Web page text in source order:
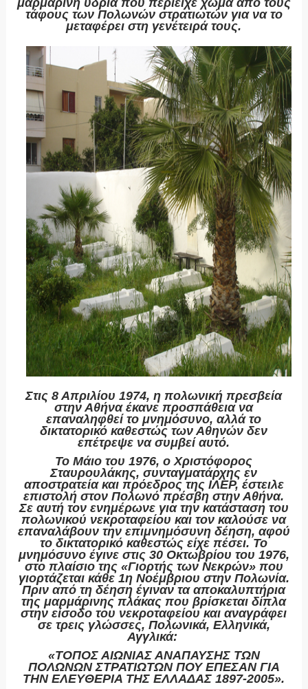
τάφους των Πολωνών στρατιωτών για να το
μεταφέρει στη γενέτειρά τους.
Στις 8 Απριλίου 1974, η πολωνική πρεσβεία
στην Αθήνα έκανε προσπάθεια να
επαναληφθεί το μνημόσυνο, αλλά το
δικτατορικό καθεστώς των Αθηνών δεν
επέτρεψε να συμβεί αυτό.
Το Μάιο του 1976, ο Χριστόφορος
Σταυρουλάκης, συνταγματάρχης εν
αποστρατεία και πρόεδρος της ΙΛΕΡ, έστειλε
επιστολή στον Πολωνό πρέσβη στην Αθήνα.
Σε αυτή τον ενημέρωνε για την κατάσταση του
πολωνικού νεκροταφείου και τον καλούσε να
επαναλάβουν την επιμνημόσυνη δέηση, αφού
το δικτατορικό καθεστώς είχε πέσει. Το
μνημόσυνο έγινε στις 30 Οκτωβρίου του 1976,
στο πλαίσιο της «Γιορτής των Νεκρών» που
γιορτάζεται κάθε 1ηΝοέμβριου στην Πολωνία.
Πριν από τη δέηση έγιναν τα αποκαλυπτήρια
της μαρμάρινης πλάκας που βρίσκεται δίπλα
στην είσοδο του νεκροταφείου και αναγράφει
σε τρεις γλώσσες, Πολωνικά, Ελληνικά,
Αγγλικά:
«ΤΟΠΟΣ ΑΙΩΝΙΑΣ ΑΝΑΠΑΥΣΗΣ ΤΩΝ
ΠΟΛΩΝΩΝ ΣΤΡΑΤΙΩΤΩΝ ΠΟΥ ΕΠΕΣΑΝ ΓΙΑ
ΤΗΝ ΕΛΕΥΘΕΡΙΑ ΤΗΣ ΕΛΛΑΔΑΣ 1897-2005».